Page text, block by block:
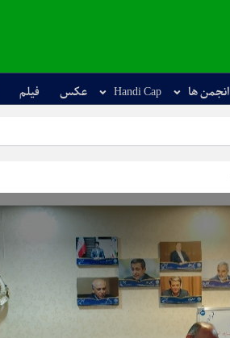
انجمن ها Handi Cap عکس فیلم